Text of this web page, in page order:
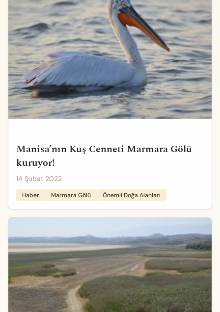
Manisa’nın Kuş Cenneti Marmara Gölü
kuruyor!
14 Şubat 2022
Haber Marmara Gölü Önemli Doğa Alanları